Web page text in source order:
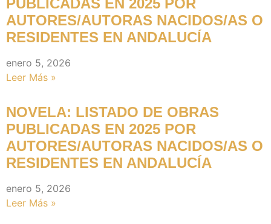
PUBLICADAS EN 2025 POR
AUTORES/AUTORAS NACIDOS/AS O
RESIDENTES EN ANDALUCÍA
enero 5, 2026
Leer Más »
NOVELA: LISTADO DE OBRAS
PUBLICADAS EN 2025 POR
AUTORES/AUTORAS NACIDOS/AS O
RESIDENTES EN ANDALUCÍA
enero 5, 2026
Leer Más »